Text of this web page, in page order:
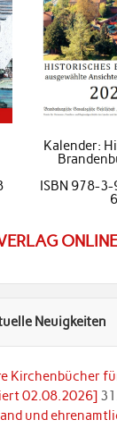
Kalender:
ISBN 978-
6
Neuigkeiten
Kirchenbücher
02.08.2026]
und